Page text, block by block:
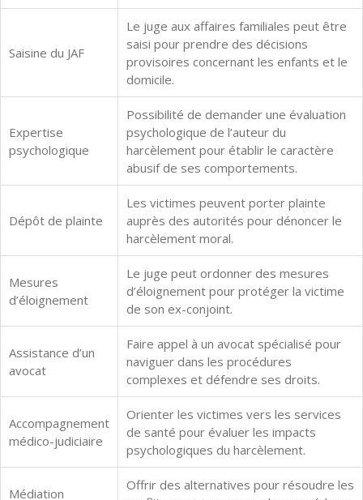
Saisine du JAF
Le juge aux affaires familiales peut être
saisi pour prendre des décisions
provisoires concernant les enfants et le
domicile.
Expertise
psychologique
Possibilité de demander une évaluation
psychologique de l’auteur du
harcèlement pour établir le caractère
abusif de ses comportements.
Dépôt de plainte
Les victimes peuvent porter plainte
auprès des autorités pour dénoncer le
harcèlement moral.
Mesures
d’éloignement
Le juge peut ordonner des mesures
d’éloignement pour protéger la victime
de son ex-conjoint.
Assistance d’un
avocat
Faire appel à un avocat spécialisé pour
naviguer dans les procédures
complexes et défendre ses droits.
Accompagnement
médico-judiciaire
Orienter les victimes vers les services
de santé pour évaluer les impacts
psychologiques du harcèlement.
Médiation
Offrir des alternatives pour résoudre les